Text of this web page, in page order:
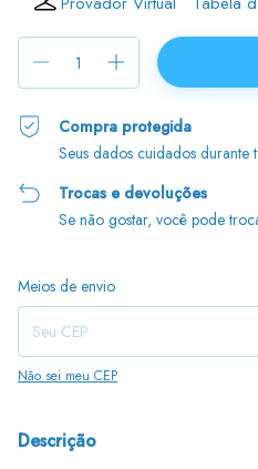
Compra protegida
Seus dados cuidados durante
Trocas e devoluções
Se não gostar, você pode
Entregas para o CEP:
Meios de envio
Não sei meu CEP
Descrição